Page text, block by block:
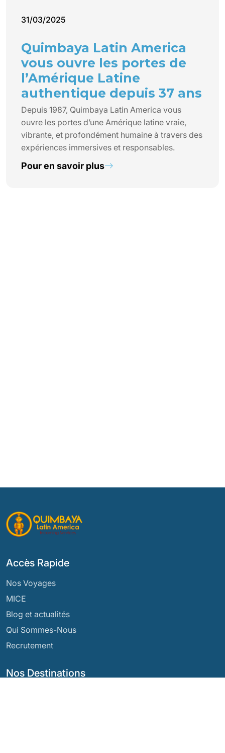
31/03/2025
Quimbaya Latin America
vous ouvre les portes de
l’Amérique Latine
authentique depuis 37 ans
Depuis 1987, Quimbaya Latin America vous
ouvre les portes d’une Amérique latine vraie,
vibrante, et profondément humaine à travers des
expériences immersives et responsables.
Pour en savoir plus
Nos Destinations
Accès Rapide
Nos Voyages
MICE
Blog et actualités
Qui Sommes-Nous
Recrutement